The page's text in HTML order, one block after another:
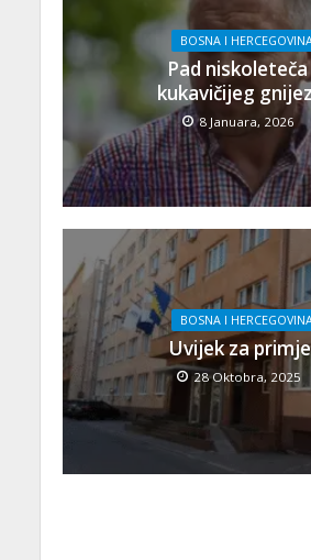
BOSNA I
Pad niskoleteča
kukavičijeg
8 Januara, 2026
BOSNA I
Uvijek za
28 Oktobra, 2025